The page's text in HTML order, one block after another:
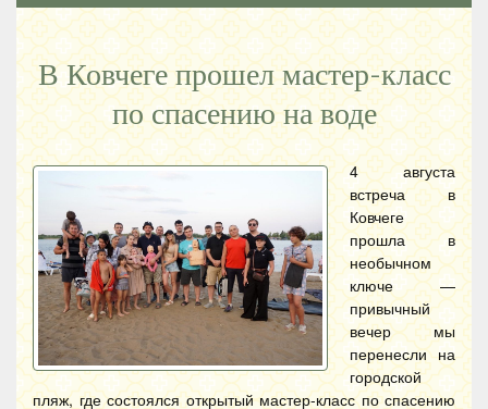
В Ковчеге прошел мастер-класс
по спасению на воде
4 августа
встреча в
Ковчеге
прошла в
необычном
ключе —
привычный
вечер мы
перенесли на
городской
пляж, где состоялся открытый мастер-класс по спасению